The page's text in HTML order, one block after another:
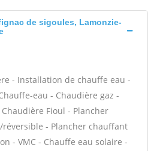
de sigoules, Lamonzie-
- Installation de chauffe eau -
eau - Chaudière gaz -
Fioul - Plancher
- Plancher chauffant
- VMC - Chauffe eau solaire -